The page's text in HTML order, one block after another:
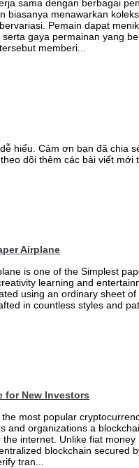
sama dengan berbagai
biasanya menawarkan
Pemain dapat
gaya permainan yang
memberi...
hiểu. Cảm ơn bạn đã chia
dõi thêm các bài viết mới
Airplane
is one of the Simplest
learning and
using an ordinary sheet
in countless styles and
for New Investors
most popular
and organizations a
internet. Unlike fiat money
blockchain secured
tran...